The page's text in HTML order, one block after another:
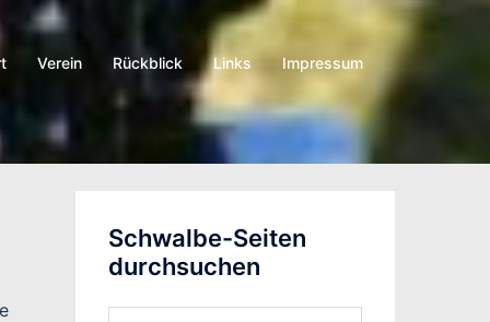
Verein Rückblick Links Impressum
Schwalbe-Seiten
durchsuchen